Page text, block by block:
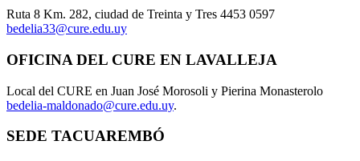
Ruta 8 Km. 282, ciudad de Treinta y Tres 4453 0597
bedelia33@cure.edu.uy
OFICINA DEL CURE EN LAVALLEJA
Local del CURE en Juan José Morosoli y Pierina Monasterolo
bedelia-maldonado@cure.edu.uy.
SEDE TACUAREMBÓ